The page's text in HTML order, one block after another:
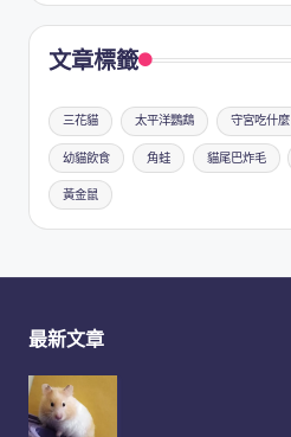
文章標籤
三花貓 太平洋鸚鵡 守宮吃什麼
幼貓飲食 角蛙 貓尾巴炸毛
黃金鼠
最新文章